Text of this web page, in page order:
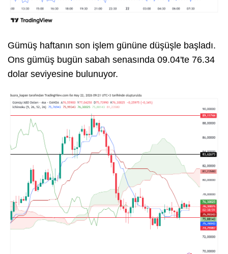
Gümüş haftanın son işlem gününe düşüşle başladı.
Ons gümüş bugün sabah senasında 09.04'te 76.34
dolar seviyesine bulunuyor.